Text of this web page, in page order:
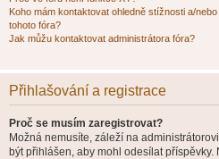
Koho mám kontaktovat ohledně stížnosti a/
tohoto fóra?
Jak můžu kontaktovat administrátora fóra?
Přihlašování a registrace
Proč se musím zaregistrovat?
Možná nemusíte, záleží na
být přihlášen, aby mohl odesílat